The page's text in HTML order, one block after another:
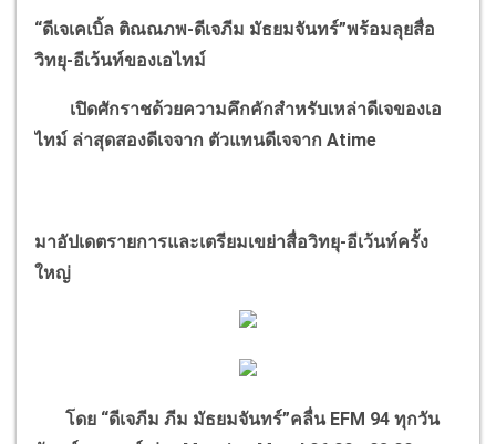
“ดีเจเคเบิ้ล ติณณภพ-ดีเจภีม มัธยมจันทร์”พร้อมลุยสื่อ
วิทยุ-อีเว้นท์ของเอไทม์
เปิดศักราชด้วยความคึกคักสำหรับเหล่าดีเจของเอ
ไทม์ ล่าสุดสองดีเจจาก ตัวแทนดีเจจาก Atime
มาอัปเดตรายการและเตรียมเขย่าสื่อวิทยุ-อีเว้นท์ครั้ง
ใหญ่
โดย “ดีเจภีม ภีม มัธยมจันทร์”คลื่น EFM 94 ทุกวัน